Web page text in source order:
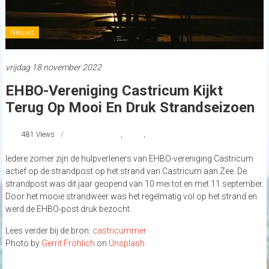
Nieuws
vrijdag 18 november 2022
EHBO-Vereniging Castricum Kijkt
Terug Op Mooi En Druk Strandseizoen
481 Views , ,
Iedere zomer zijn de hulpverleners van EHBO-vereniging Castricum
actief op de strandpost op het strand van Castricum aan Zee. De
strandpost was dit jaar geopend van 10 mei tot en met 11 september.
Door het mooie strandweer was het regelmatig vol op het strand en
werd de EHBO-post druk bezocht.
Lees verder bij de bron: castricummer
Photo by Gerrit Fröhlich on Unsplash